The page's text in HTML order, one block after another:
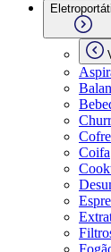
Eletroportátil
Cofre
Coifa